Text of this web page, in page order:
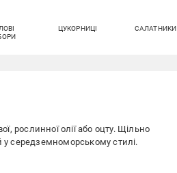
ЦУКОРНИЦІ САЛАТНИКИ
рослинної олії або оцту. Щільно
у середземноморському стилі.